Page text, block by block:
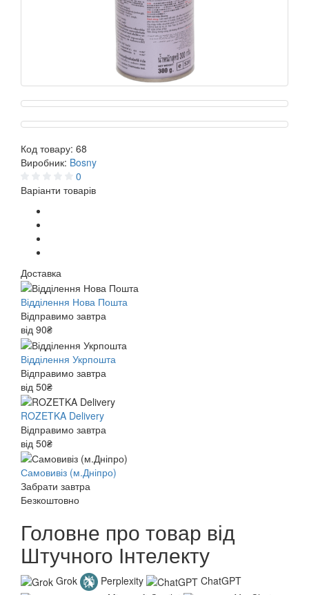
Код товару: 68
Виробник: Bosny
0
Варіанти товарів
Доставка
Відділення Нова Пошта
Відправимо завтра
від 90₴
Відділення Укрпошта
Відправимо завтра
від 50₴
ROZETKA Delivery
Відправимо завтра
від 50₴
Самовивіз (м.Дніпро)
Забрати завтра
Безкоштовно
Головне про товар від
Штучного Інтелекту
Grok Perplexity
ChatGPT